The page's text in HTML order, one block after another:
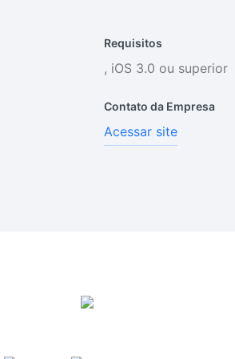
Requisitos
, iOS 3.0 ou superior
Contato da Empresa
Acessar site